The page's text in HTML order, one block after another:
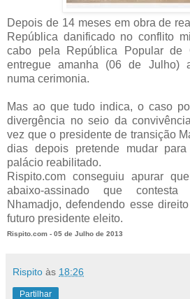
Depois de 14 meses em obra de
República danificado no conflito
cabo pela República Popular de
entregue amanha (06 de Julho)
numa cerimonia.
Mas ao que tudo indica, o caso
divergência no seio da
vez que o presidente de transição
dias depois pretende mudar
palácio reabilitado.
Rispito.com conseguiu apurar
abaixo-assinado que
Nhamadjo, defendendo esse
futuro presidente eleito.
Rispito.com - 05 de Julho de 2013
Rispito às 18:26
Partilhar